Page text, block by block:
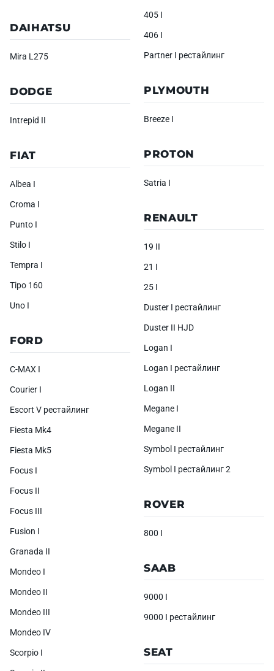
DAIHATSU
Mira L275
DODGE
Intrepid II
FIAT
Albea I
Croma I
Punto I
Stilo I
Tempra I
Tipo 160
Uno I
FORD
C-MAX I
Courier I
Escort V рестайлинг
Fiesta Mk4
Fiesta Mk5
Focus I
Focus II
Focus III
Fusion I
Granada II
Mondeo I
Mondeo II
Mondeo III
Mondeo IV
Scorpio I
405 I
406 I
Partner I рестайлинг
PLYMOUTH
Breeze I
PROTON
Satria I
RENAULT
19 II
21 I
25 I
Duster I рестайлинг
Duster II HJD
Logan I
Logan I рестайлинг
Logan II
Megane I
Megane II
Symbol I рестайлинг
Symbol I рестайлинг 2
ROVER
800 I
SAAB
9000 I
9000 I рестайлинг
SEAT